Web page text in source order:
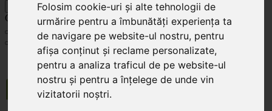
Folosim cookie-uri și alte tehnologii de
urmărire pentru a îmbunătăți experiența ta
de navigare pe website-ul nostru, pentru
afișa conținut și reclame personalizate,
pentru a analiza traficul de pe website-ul
nostru și pentru a înțelege de unde vin
vizitatorii noștri.
Celoplast
Transportul este GRATUIT pentru comenzile mai mari de 350 Lei. Comanda minimă în
valoare de 100 Lei. Expediere în 1 - 2 zile lucrătoare.